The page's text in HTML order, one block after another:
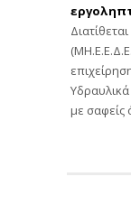
με σαφείς